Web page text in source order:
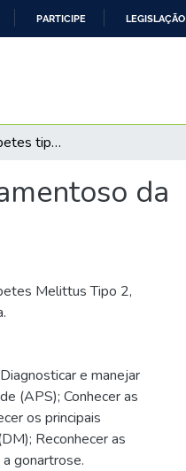
PARTICIPE LEGISLAÇÃO
Caso Samuel: Diabetes tipo 2 - tratamento medicamentoso da hiperglicemia
da
Melittus Tipo 2,
e manejar
(APS); Conhecer as
os principais
Reconhecer as
gonartrose.